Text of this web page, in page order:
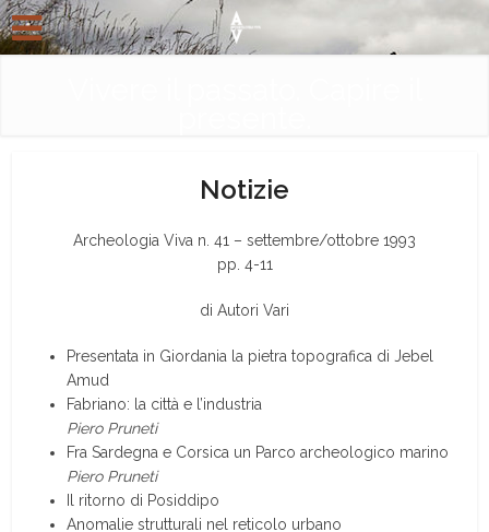
Notizie
Archeologia Viva n. 41 – settembre/ottobre 1993
pp. 4-11
di Autori Vari
Presentata in Giordania la pietra topografica di Jebel
Amud
Fabriano: la città e l’industria
Piero Pruneti
Fra Sardegna e Corsica un Parco archeologico marino
Piero Pruneti
Il ritorno di Posiddipo
Anomalie strutturali nel reticolo urbano